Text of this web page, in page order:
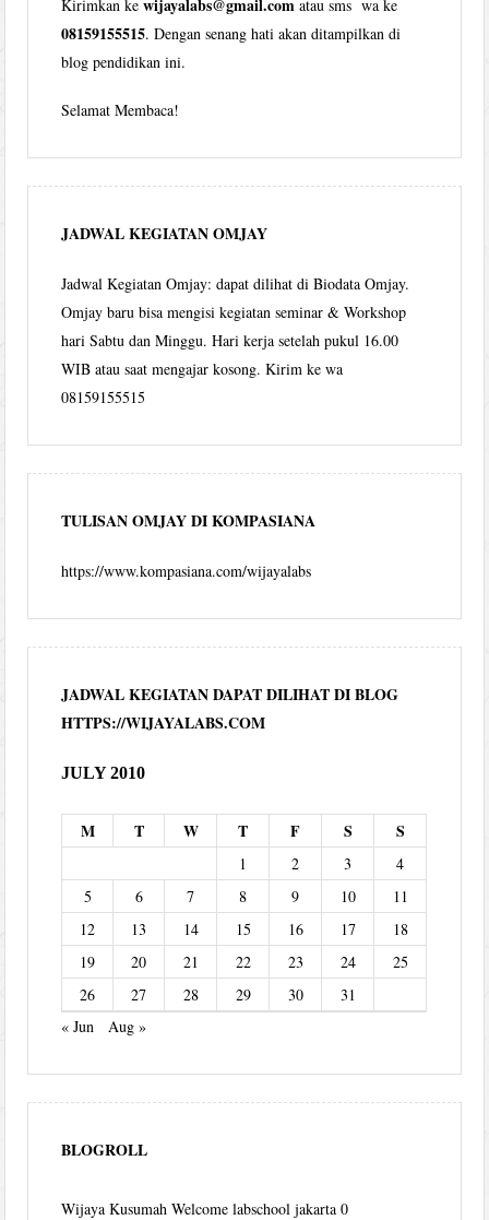
Kirimkan kewijayalabs@gmail.com atau sms wa ke
08159155515. Dengan senang hati akan ditampilkan di
blog pendidikan ini.
Selamat Membaca!
JADWAL KEGIATAN OMJAY
Jadwal Kegiatan Omjay: dapat dilihat di Biodata Omjay.
Omjay baru bisa mengisi kegiatan seminar & Workshop
hari Sabtu dan Minggu. Hari kerja setelah pukul 16.00
WIB atau saat mengajar kosong. Kirim ke wa
08159155515
TULISAN OMJAY DI KOMPASIANA
https://www.kompasiana.com/wijayalabs
JADWAL KEGIATAN DAPAT DILIHAT DI BLOG
HTTPS://WIJAYALABS.COM
JULY 2010
M T W T F S S
1 2 3
4
5
6 7 8 9 10
11
12
13 14 15 16 17
18
19
20 21 22 23 24
25
26
27 28 29 30
31
« Jun
Aug »
BLOGROLL
Wijaya Kusumah Welcome labschool jakarta 0